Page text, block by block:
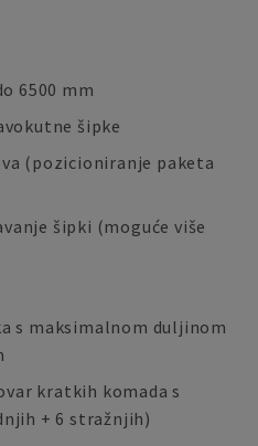
6500 mm
šipke
(pozicioniranje paketa
šipki (moguće više
s maksimalnom duljinom
kratkih komada s
+ 6 stražnjih)